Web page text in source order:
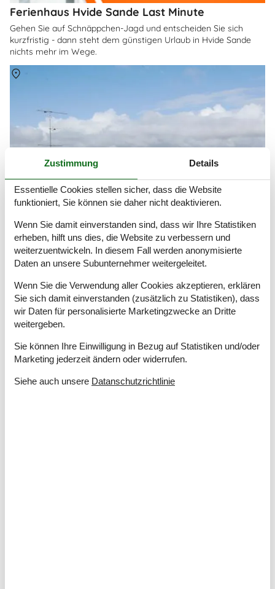
Ferienhaus Hvide Sande Last Minute
Gehen Sie auf Schnäppchen-Jagd und entscheiden Sie sich
kurzfristig - dann steht dem günstigen Urlaub in Hvide Sande
nichts mehr im Wege.
Ferienhäuser in Hvide Sande am Tingodden
Vom Tingodden aus ist es nur ein kurzer Fussweg zum feinen
Sandstrand bei Hvide Sande - geniessen Sie die Nähe zur
nicht weit...
Zustimmung Details
Essentielle Cookies stellen sicher, dass die Website
funktioniert, Sie können sie daher nicht deaktivieren.
Wenn Sie damit einverstanden sind, dass wir Ihre Statistiken
erheben, hilft uns dies, die Website zu verbessern und
weiterzuentwickeln. In diesem Fall werden anonymisierte
Daten an unsere Subunternehmer weitergeleitet.
Wenn Sie die Verwendung aller Cookies akzeptieren, erklären
Sie sich damit einverstanden (zusätzlich zu Statistiken), dass
wir Daten für personalisierte Marketingzwecke an Dritte
weitergeben.
Sie können Ihre Einwilligung in Bezug auf Statistiken und/oder
Marketing jederzeit ändern oder widerrufen.
Siehe auch unsere Datanschutzrichtlinie